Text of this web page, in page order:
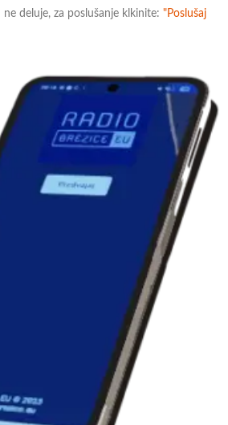
deluje, za poslušanje klkinite: "Poslušaj